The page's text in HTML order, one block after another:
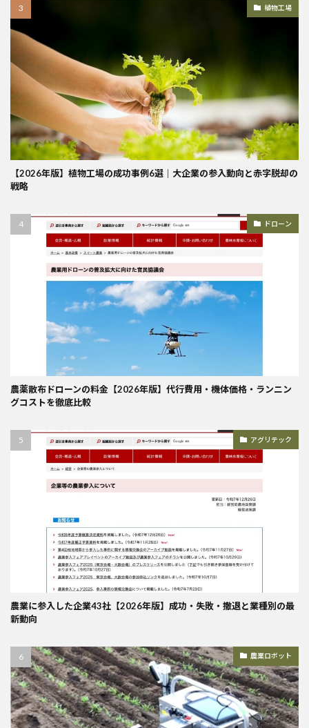
植物工場
【2026年版】植物工場の成功事例6選｜大企業の参入動向と赤字脱却の
戦略
ドローン
農薬散布ドローンの料金【2026年版】代行費用・機体価格・ランニン
グコストを徹底比較
アグリテック
農業に参入した企業43社【2026年版】成功・失敗・撤退と業種別の最
新動向
農業ロボット